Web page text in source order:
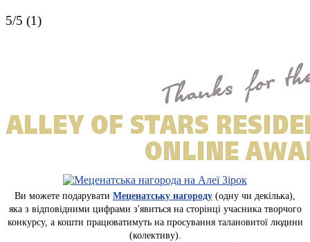
5/5 (1)
Ви можете подарувати Меценатську нагороду (одну чи декілька),
яка з відповідними цифрами з'явиться на сторінці учасника творчого
конкурсу, а кошти працюватимуть на просування талановитої людини
(колективу).